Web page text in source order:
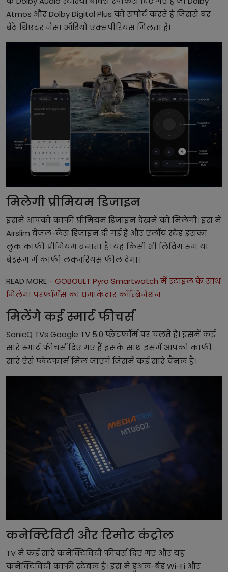
Atmos और Dolby Digital Plus को सपोर्ट करते हैं जिससे घर
बैठे थिएटर जैसा ऑडियो एक्सपीरियंस मिलता है।
मिलेगी प्रीमियम डिजाइन
इसमें आपको काफी प्रीमियम डिजाइन देखने को मिलेगी। इस में
Airslim बेजल-लेस डिजाइन दी गई है और एलॉय स्टैंड इसका
लुक काफी प्रीमियम बनाता है। यह किसी भी लिविंग रूम या
बेडरूम में काफी लक्जरियस फील देगा।
READ MORE - GOBOULT Pyro Smartwatch में स्टाइल के साथ
मिलेगा परफॉर्मेंस का धमाकेदार कॉम्बिनेशन
मिलेंगे कई स्मार्ट फीचर्स
SonicQ TVs Google TV 5.0 प्लेटफॉर्म पर चलते हैं। इसमें कई
सारे स्मार्ट फीचर्स दिए गए हैं इसके साथ इसमें आपको काफी
सारे ऐसे प्लेटफार्म मिल जाएंगे जिसमें कई सारे चैनल है।
कनेक्टिविटी और रिमोट कंट्रोल
TV में कई सारे कनेक्टिविटी फीचर्स दिए गए और यह
कनेक्टिविटी काफी स्टेबल है। इस में डुअल-बैंड Wi-Fi और